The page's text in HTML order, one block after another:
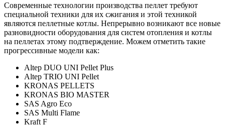
Современные технологии производства пеллет требуют
специальной техники для их сжигания и этой техникой
являются пеллетные котлы. Непрерывно возникают все новые
разновидности оборудования для систем отопления и котлы
на пеллетах этому подтверждение. Можем отметить такие
прогрессивные модели как:
Аltep DUO UNI Pellet Plus
Аltep TRIO UNI Pellet
KRONAS PELLETS
KRONAS BIO MASTER
SAS Agro Ecо
SAS Multi Flame
Kraft F